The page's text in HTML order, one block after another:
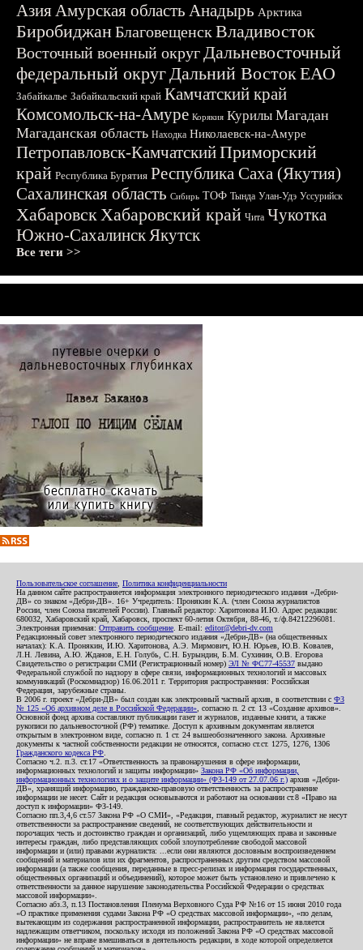
АзияАмурская область Анадырь Арктика
БиробиджанБлаговещенскВладивосток
Восточный военный округДальневосточный
федеральный округДальний ВостокЕАО
Забайкалье Забайкальский край Камчатский край
Комсомольск-на-Амуре Корякия Курилы Магадан
Магаданская область Находка Николаевск-на-Амуре
Петропавловск-КамчатскийПриморский
край Республика Бурятия Республика Саха (Якутия)
Сахалинская область Сибирь ТОФ Тында Улан-Удэ Уссурийск
ХабаровскХабаровский край Чита Чукотка
Южно-СахалинскЯкутск
Все теги >>
Пользовательское соглашение Политика конфиденциальности
На данном сайте распространяется информация электронного периодического издания «Дебри-
ДВ» со знаком «Дебри-ДВ». 16+ Учредитель: Пронякин К.А. (член Союза журналистов
России, член Союза писателей России). Главный редактор: Харитонова И.Ю. Адрес редакции:
680032, Хабаровский край, Хабаровск, проспект 60-летия Октября, 88-46, т./ф.84212296081.
Электронная приемная: Отправить сообщение . E-mail: editor@debri-dv.com
Редакционный совет электронного периодического издания «Дебри-ДВ» (на общественных
началах): К.А. Пронякин, И.Ю. Харитонова, А.Э. Мирмович, Ю.Н. Юрьев, Ю.В. Ковалев,
Л.Н. Левина, А.Ю. Жданов, Е.Н. Голубь, С.Н. Бурындин, Б.М. Сухинин, О.В. Егорова
Свидетельство о регистрации СМИ (Регистрационный номер) ЭЛ № ФС77-45537 выдано
Федеральной службой по надзору в сфере связи, информационных технологий и массовых
коммуникаций (Роскомнадзор) 16.06.2011 г. Территория распространения: Российская
Федерация, зарубежные страны.
В 2006 г. проект «Дебри-ДВ» был создан как электронный частный архив, в соответствии с ФЗ
№ 125 «Об архивном деле в Российской Федерации» , согласно п. 2 ст. 13 «Создание архивов».
Основной фонд архива составляют публикации газет и журналов, изданные книги, а также
рукописи по дальневосточной (РФ) тематике. Доступ к архивным документам является
открытым в электронном виде, согласно п. 1 ст. 24 вышеобозначенного закона. Архивные
документы к частной собственности редакции не относятся, согласно ст.ст. 1275, 1276, 1306
Гражданского кодекса РФ
Согласно ч.2. п.3. ст.17 «Ответственность за правонарушения в сфере информации,
информационных технологий и защиты информации» Закона РФ «Об информации,
информационных технологиях и о защите информации» (ФЗ-149 от 27.07.06 г.) архив «Дебри-
ДВ», хранящий информацию, гражданско-правовую ответственность за распространение
информации не несет. Сайт и редакция основываются и работают на основании ст.8 «Право на
доступ к информации» ФЗ-149.
Согласно пп.3,4,6 ст.57 Закона РФ «О СМИ», «Редакция, главный редактор, журналист не несут
ответственности за распространение сведений, не соответствующих действительности и
порочащих честь и достоинство граждан и организаций, либо ущемляющих права и законные
интересы граждан, либо представляющих собой злоупотребление свободой массовой
информации и (или) правами журналиста: ...если они являются дословным воспроизведением
сообщений и материалов или их фрагментов, распространенных другим средством массовой
информации (а также сообщения, переданные в пресс-релизах и информация государственных,
общественных организаций и объединений), которое может быть установлено и привлечено к
ответственности за данное нарушение законодательства Российской Федерации о средствах
массовой информации».
Согласно абз.3, п.13 Постановления Пленума Верховного Суда РФ №16 от 15 июня 2010 года
«О практике применения судами Закона РФ «О средствах массовой информации», «по делам,
вытекающим из содержания распространенной информации, распространитель не является
надлежащим ответчиком, поскольку исходя из положений Закона РФ «О средствах массовой
информации» не вправе вмешиваться в деятельность редакции, в ходе которой определяется